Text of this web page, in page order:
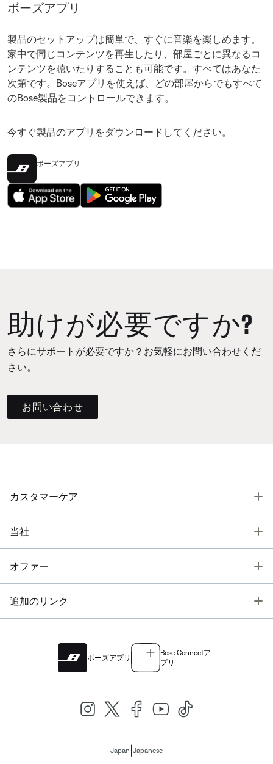
ボーズアプリ
製品のセットアップは簡単で、すぐに音楽を楽しめます。
家中で同じコンテンツを再生したり、部屋ごとに異なるコ
ンテンツを聴いたりすることも可能です。すべてはあなた
次第です。Boseアプリを使えば、どの部屋からでもすべて
のBose製品をコントロールできます。
今すぐ製品のアプリをダウンロードしてください。
ボーズアプリ
助けが必要ですか?
さらにサポートが必要ですか？お気軽にお問い合わせくだ
さい。
お問い合わせ
カスタマーケア
当社
オファー
追加のリンク
ボーズアプリ
Bose Connectア
プリ
Japan Japanese